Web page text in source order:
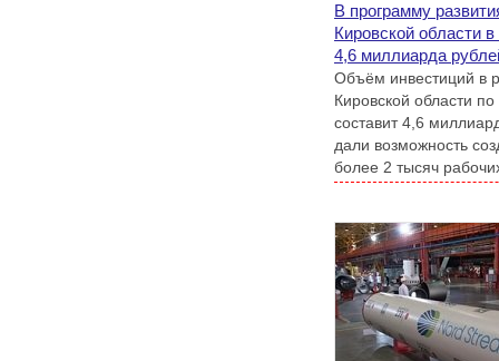
В программу
Кировской области
4,6 миллиарда
Объём инвестиций в
Кировской области
составит 4,6
дали возможность
более 2 тысяч